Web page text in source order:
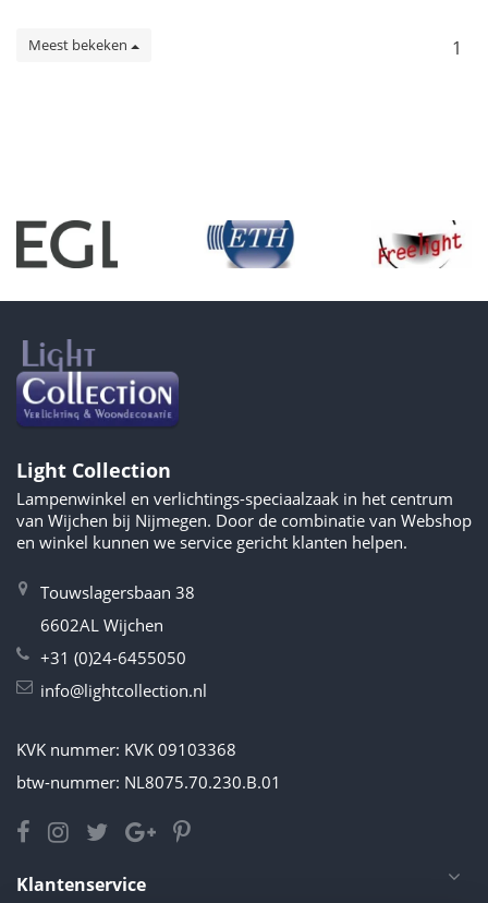
Meest bekeken 1
Light Collection
Lampenwinkel en verlichtings-speciaalzaak in het centrum
van Wijchen bij Nijmegen. Door de combinatie van Webshop
en winkel kunnen we service gericht klanten helpen.
Touwslagersbaan 38
6602AL Wijchen
+31 (0)24-6455050
info@lightcollection.nl
KVK nummer: KVK 09103368
btw-nummer: NL8075.70.230.B.01
Klantenservice